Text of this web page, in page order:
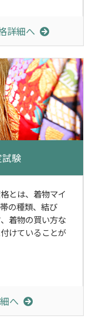
詳細へ
験
とは、着物マイ
の種類、結び
着物の買い方な
けていることが
へ